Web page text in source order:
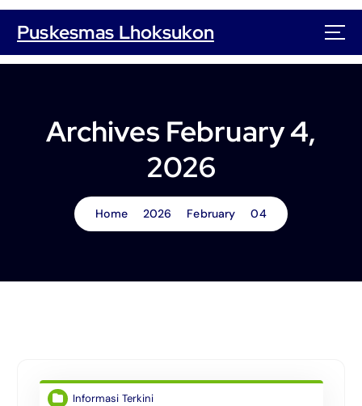
S
p
Puskesmas Lhoksukon
Archives February 4,
2026
Home 2026 February 04
Informasi Terkini